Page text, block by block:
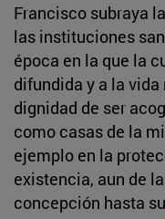
Francisco subraya
las instituciones
época en la que la
difundida y a la
dignidad de ser
como casas de la
ejemplo en la
existencia, aun de
concepción hasta